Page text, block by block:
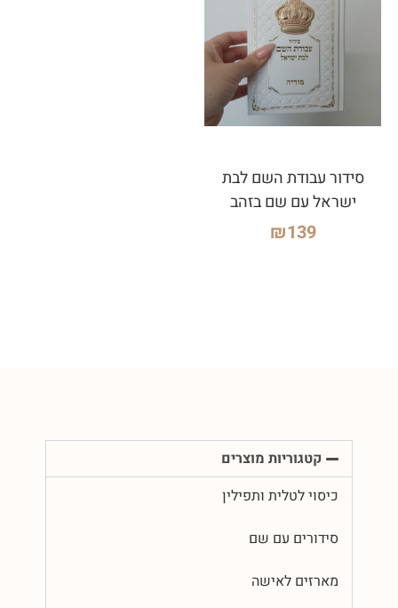
סידור עבודת השם לבת
ישראל עם שם בזהב
₪139
קטגוריות מוצרים
כיסוי לטלית ותפילין
סידורים עם שם
מארזים לאישה